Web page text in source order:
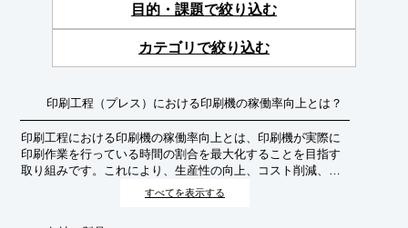
目的・課題で絞り込む
カテゴリで絞り込む
印刷工程（プレス）における印刷機の稼働率向上とは？
印刷工程における印刷機の稼働率向上とは、印刷機が実際に
印刷作業を行っている時間の割合を最大化することを目指す
取り組みです。これにより、生産性の向上、コスト削減、納
期遵守率の改善などが期待できます。
すべてを表示する